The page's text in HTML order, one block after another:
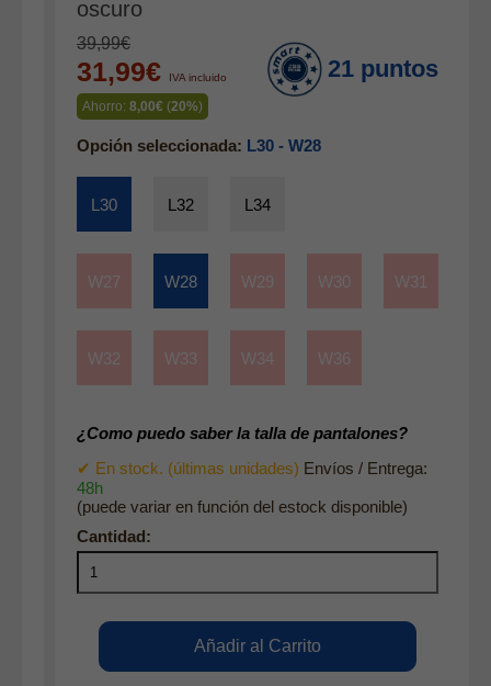
Gabardina verano hombre
Pana mujer
Ropa interior
oscuro
39,99€
31,99€ IVA incluido
Ahorro: 8,00€ (20%)
21 puntos
Opción seleccionada: L30 - W28
L30 L32 L34
W27 W28 W29 W30 W31
W32 W33 W34 W36
¿Como puedo saber la talla de pantalones?
✔ En stock. (últimas unidades) Envíos / Entrega:
48h
(puede variar en función del estock disponible)